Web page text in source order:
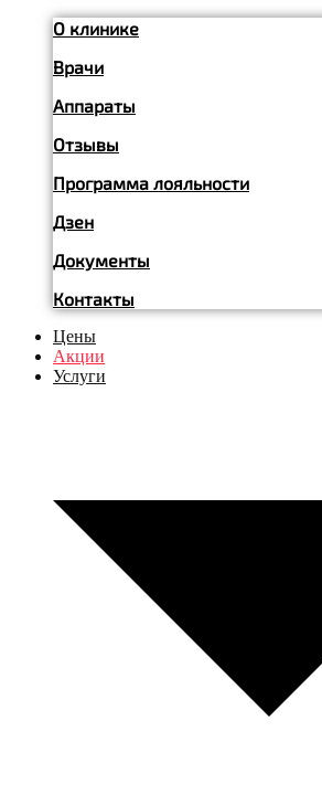
О клинике
Врачи
Аппараты
Отзывы
Программа лояльности
Дзен
Документы
Контакты
Цены
Акции
Услуги